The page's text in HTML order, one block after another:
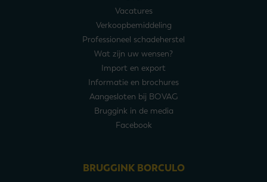
Vacatures
Verkoopbemiddeling
Professioneel schadeherstel
Wat zijn uw wensen?
Import en export
Informatie en brochures
Aangesloten bij BOVAG
Bruggink in de media
Facebook
BRUGGINK BORCULO